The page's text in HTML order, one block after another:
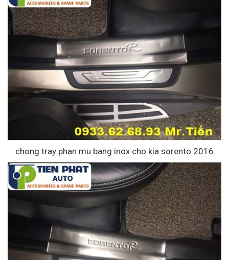
chong tray phan mu bang inox cho kia sorento 2016